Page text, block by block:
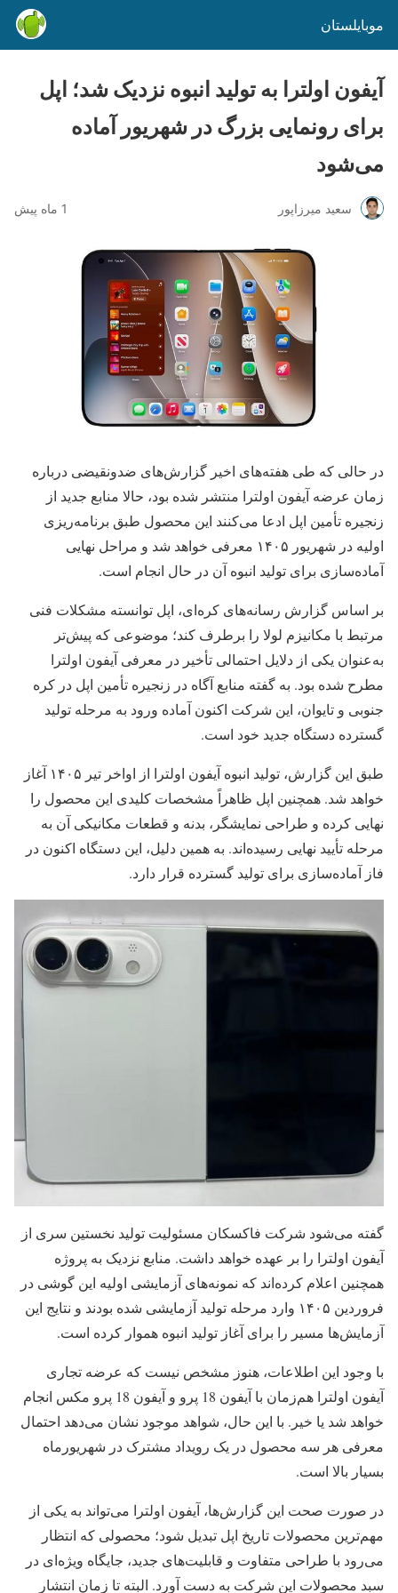
موبایلستان
آیفون اولترا به تولید انبوه نزدیک شد؛ اپل
برای رونمایی بزرگ در شهریور آماده
می‌شود
سعید میرزاپور 1 ماه پیش
در حالی که طی هفته‌های اخیر گزارش‌های ضدونقیضی درباره
زمان عرضه آیفون اولترا منتشر شده بود، حالا منابع جدید از
زنجیره تأمین اپل ادعا می‌کنند این محصول طبق برنامه‌ریزی
اولیه در شهریور ۱۴۰۵ معرفی خواهد شد و مراحل نهایی
آماده‌سازی برای تولید انبوه آن در حال انجام است.
بر اساس گزارش رسانه‌های کره‌ای، اپل توانسته مشکلات فنی
مرتبط با مکانیزم لولا را برطرف کند؛ موضوعی که پیش‌تر
به‌عنوان یکی از دلایل احتمالی تأخیر در معرفی آیفون اولترا
مطرح شده بود. به گفته منابع آگاه در زنجیره تأمین اپل در کره
جنوبی و تایوان، این شرکت اکنون آماده ورود به مرحله تولید
گسترده دستگاه جدید خود است.
طبق این گزارش، تولید انبوه آیفون اولترا از اواخر تیر ۱۴۰۵ آغاز
خواهد شد. همچنین اپل ظاهراً مشخصات کلیدی این محصول را
نهایی کرده و طراحی نمایشگر، بدنه و قطعات مکانیکی آن به
مرحله تأیید نهایی رسیده‌اند. به همین دلیل، این دستگاه اکنون در
فاز آماده‌سازی برای تولید گسترده قرار دارد.
گفته می‌شود شرکت فاکسکان مسئولیت تولید نخستین سری از
آیفون اولترا را بر عهده خواهد داشت. منابع نزدیک به پروژه
همچنین اعلام کرده‌اند که نمونه‌های آزمایشی اولیه این گوشی در
فروردین ۱۴۰۵ وارد مرحله تولید آزمایشی شده بودند و نتایج این
آزمایش‌ها مسیر را برای آغاز تولید انبوه هموار کرده است.
با وجود این اطلاعات، هنوز مشخص نیست که عرضه تجاری
آیفون اولترا هم‌زمان با آیفون 18 پرو و آیفون 18 پرو مکس انجام
خواهد شد یا خیر. با این حال، شواهد موجود نشان می‌دهد احتمال
معرفی هر سه محصول در یک رویداد مشترک در شهریورماه
بسیار بالا است.
در صورت صحت این گزارش‌ها، آیفون اولترا می‌تواند به یکی از
مهم‌ترین محصولات تاریخ اپل تبدیل شود؛ محصولی که انتظار
می‌رود با طراحی متفاوت و قابلیت‌های جدید، جایگاه ویژه‌ای در
سبد محصولات این شرکت به دست آورد. البته تا زمان انتشار